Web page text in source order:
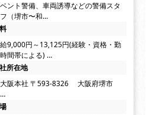
ント警備、車両誘導などの警備スタ
（堺市〜和…
9,000円～13,125円(経験・資格・勤
間帯による) …
所在地
大阪本社 〒593-8326 大阪府堺市